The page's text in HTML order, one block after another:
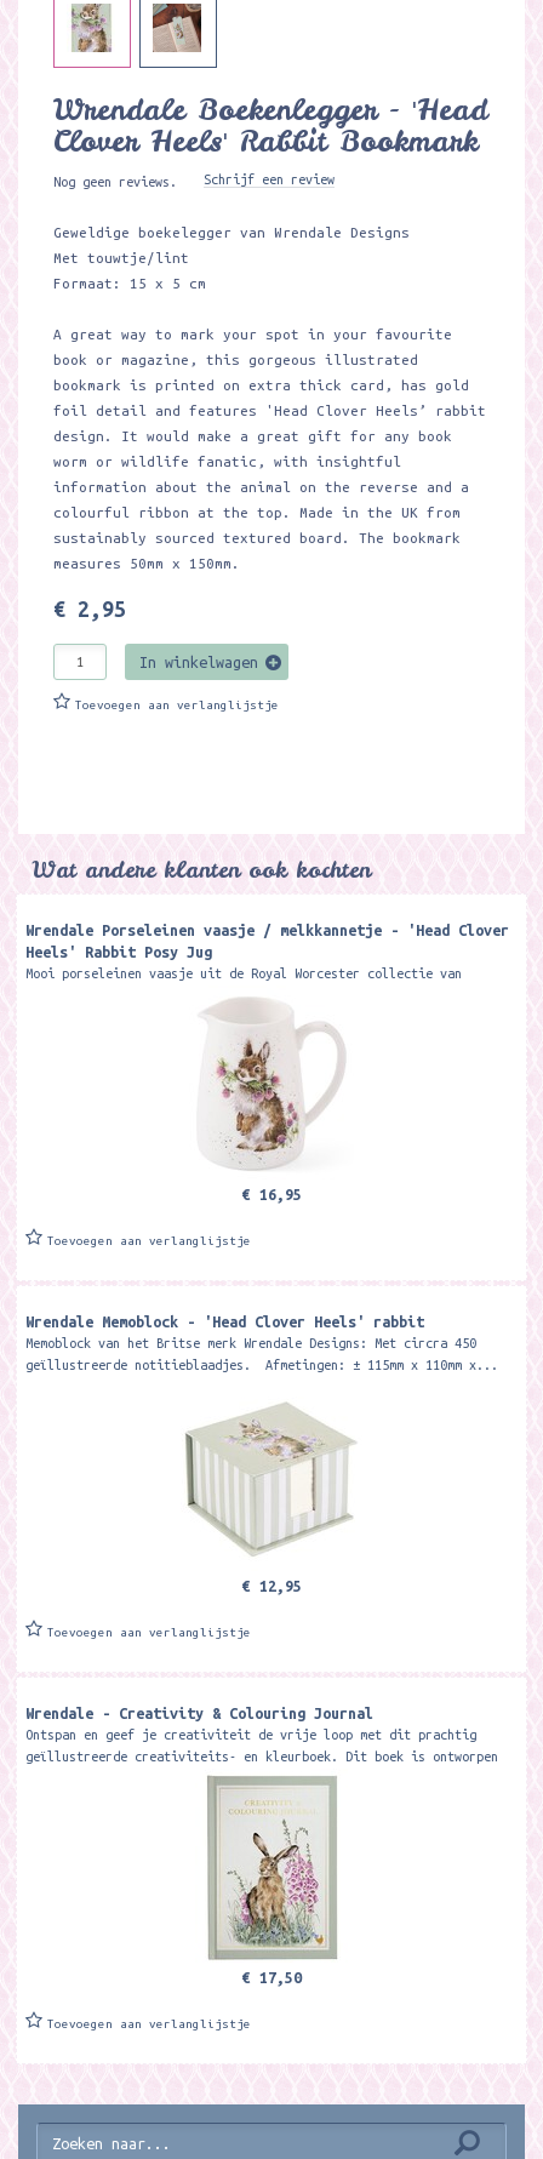
Wrendale Boekenlegger - 'Head
Clover Heels' Rabbit Bookmark
Nog geen reviews. Schrijf een review
Geweldige boekelegger van Wrendale Designs
Met touwtje/lint
Formaat: 15 x 5 cm
A great way to mark your spot in your favourite
book or magazine, this gorgeous illustrated
bookmark is printed on extra thick card, has gold
foil detail and features 'Head Clover Heels’ rabbit
design. It would make a great gift for any book
worm or wildlife fanatic, with insightful
information about the animal on the reverse and a
colourful ribbon at the top. Made in the UK from
sustainably sourced textured board. The bookmark
measures 50mm x 150mm.
€ 2,95
In winkelwagen
Toevoegen aan verlanglijstje
Wat andere klanten ook kochten
Wrendale Porseleinen vaasje / melkkannetje - 'Head Clover
Heels' Rabbit Posy Jug
Mooi porseleinen vaasje uit de Royal Worcester collectie van
Wrendale Designs. Kan ook heel goed als melkkannetje gebruikt
€ 16,95
Toevoegen aan verlanglijstje
Wrendale Memoblock - 'Head Clover Heels' rabbit
Memoblock van het Britse merk Wrendale Designs: Met circra 450
geïllustreerde notitieblaadjes. Afmetingen: ± 115mm x 110mm x...
€ 12,95
Toevoegen aan verlanglijstje
Wrendale - Creativity & Colouring Journal
Ontspan en geef je creativiteit de vrije loop met dit prachtig
geïllustreerde creativiteits- en kleurboek. Dit boek is ontworpen
€ 17,50
Toevoegen aan verlanglijstje